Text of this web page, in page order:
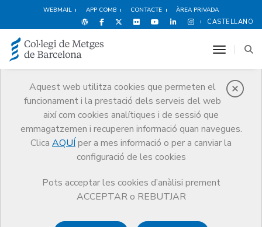
WEBMAIL APP COMB CONTACTE ÀREA PRIVADA
CASTELLANO
Aquest web utilitza cookies que permeten el
funcionament i la prestació dels serveis del web
així com cookies analítiques i de sessió que
emmagatzemen i recuperen informació quan navegues.
Clica AQUÍ per a mes informació o per a canviar la
configuració de les cookies
Pots acceptar les cookies d’anàlisi prement
ACCEPTAR o REBUTJAR
toggle
Notícies
Comunicació
Notícies
Fortaleses i febleses del sistema de formació especialitzada en base a
la troncalitat